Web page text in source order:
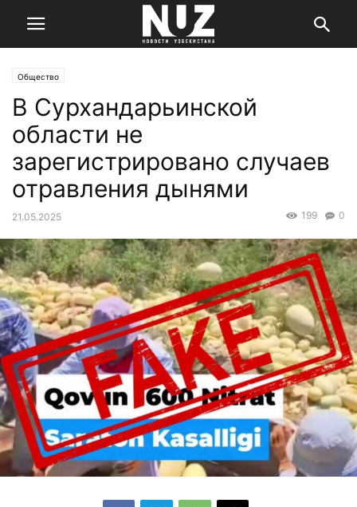
Общество
В Сурхандарьинской
области не
зарегистрировано случаев
отравления дынями
21.05.2025 0
199